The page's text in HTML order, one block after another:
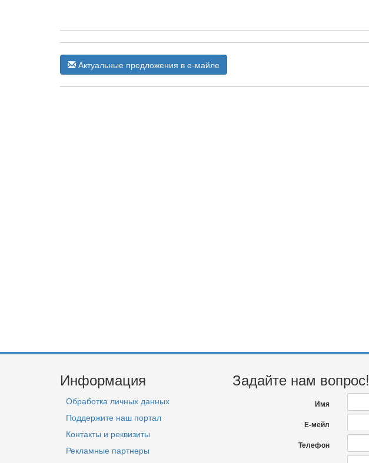
Актуальные предложения в е-майле
Информация
Обработка личных данных
Поддержите наш портал
Контакты и реквизиты
Рекламные партнеры
Задайте нам вопрос!
Имя
Е-мейл
Телефон